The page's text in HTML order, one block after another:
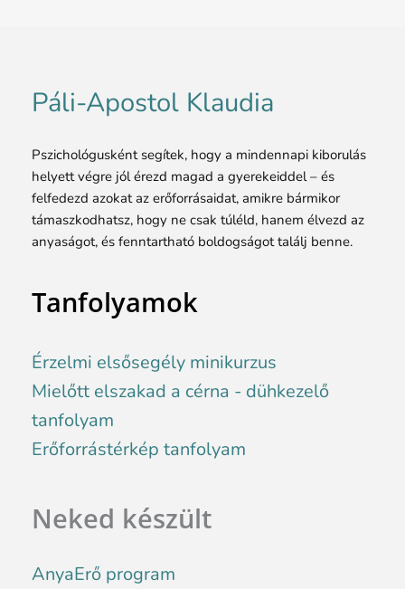
Páli-Apostol Klaudia
Pszichológusként segítek, hogy a mindennapi kiborulás
helyett végre jól érezd magad a gyerekeiddel – és
felfedezd azokat az erőforrásaidat, amikre bármikor
támaszkodhatsz, hogy ne csak túléld, hanem élvezd az
anyaságot, és fenntartható boldogságot találj benne.
Tanfolyamok
Érzelmi elsősegély minikurzus
Mielőtt elszakad a cérna - dühkezelő
tanfolyam
Erőforrástérkép tanfolyam
Neked készült
AnyaErő program